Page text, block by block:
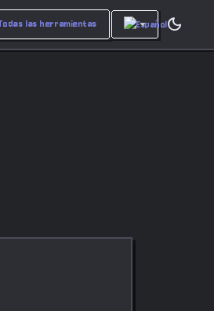
las herramientas dark_mode